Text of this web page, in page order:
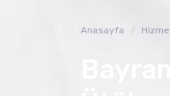
Anasayfa